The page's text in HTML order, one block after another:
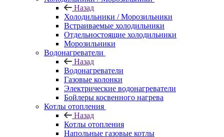
Назад
Холодильники / Морозильники
Встраиваемые холодильники
Отдельностоящие холодильники
Морозильники
Водонагреватели
Назад
Водонагреватели
Газовые колонки
Электрические водонагреватели
Бойлеры косвенного нагрева
Котлы отопления
Назад
Котлы отопления
Напольные газовые котлы